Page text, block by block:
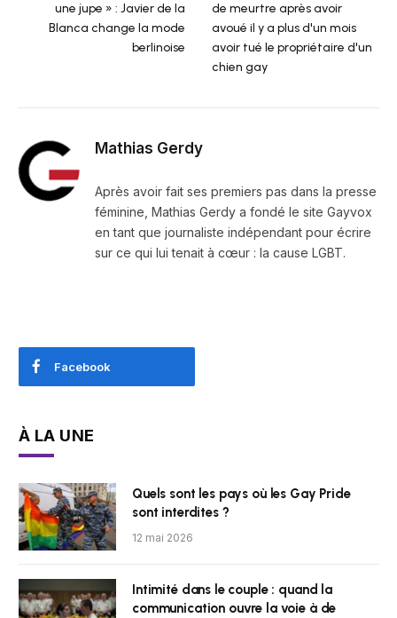
une jupe » : Javier de la
Blanca change la mode
berlinoise
de meurtre après avoir
avoué il y a plus d'un mois
avoir tué le propriétaire d'un
chien gay
Mathias Gerdy
Après avoir fait ses premiers pas dans la presse
féminine, Mathias Gerdy a fondé le site Gayvox
en tant que journaliste indépendant pour écrire
sur ce qui lui tenait à cœur : la cause LGBT.
Facebook
À LA UNE
Quels sont les pays où les Gay Pride
sont interdites ?
12 mai 2026
Intimité dans le couple : quand la
communication ouvre la voie à de